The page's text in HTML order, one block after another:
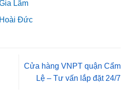
Lâm
Đức
Cửa hàng VNPT quận Cẩm
Lệ – Tư vấn lắp đặt 24/7